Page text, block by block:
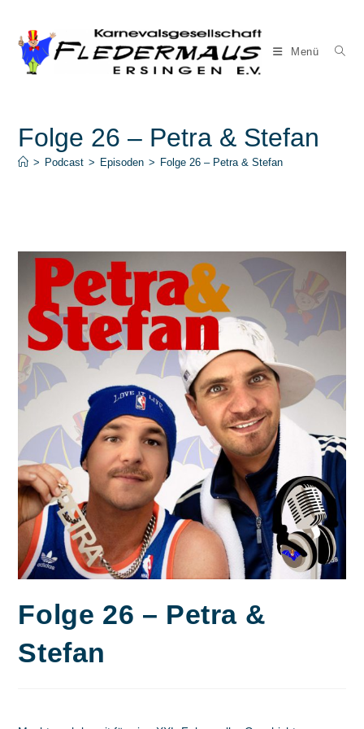
springen
Menü
Folge 26 – Petra & Stefan
> Podcast > Episoden > Folge 26 – Petra & Stefan
Folge 26 – Petra &
Stefan